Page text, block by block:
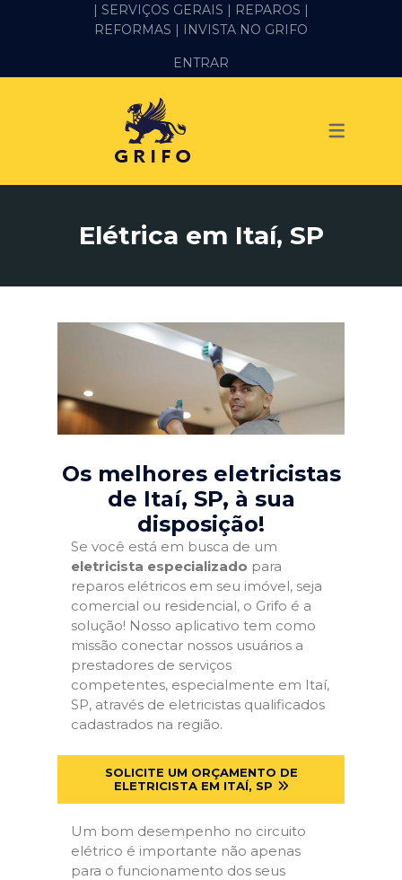
ALVENARIA E PEDREIRO
IMPERMEABILIZAÇÃO
REFORMA
| SERVIÇOS GERAIS | REPAROS |
REFORMAS | INVISTA NO GRIFO
ENTRAR
Elétrica em Itaí, SP
Os melhores eletricistas
de Itaí, SP, à sua
disposição!
Se você está em busca de um
eletricista especializado para
reparos elétricos em seu imóvel, seja
comercial ou residencial, o Grifo é a
solução! Nosso aplicativo tem como
missão conectar nossos usuários a
prestadores de serviços
competentes, especialmente em Itaí,
SP, através de eletricistas qualificados
cadastrados na região.
SOLICITE UM ORÇAMENTO DE
ELETRICISTA EM ITAÍ, SP
Um bom desempenho no circuito
elétrico é importante não apenas
para o funcionamento dos seus